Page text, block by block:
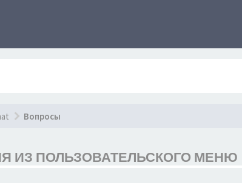
Вопросы
ИЗ ПОЛЬЗОВАТЕЛЬСКОГО МЕНЮ